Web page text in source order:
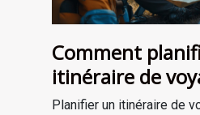
Comment
itinéraire de
une aventure
Planifier un itinéraire de